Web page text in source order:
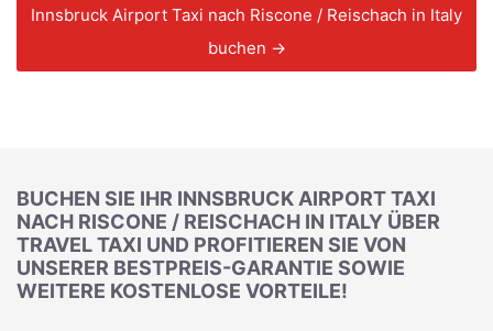
Innsbruck Airport Taxi nach Riscone / Reischach in Italy
buchen →
BUCHEN SIE IHR INNSBRUCK AIRPORT TAXI
NACH RISCONE / REISCHACH IN ITALY ÜBER
TRAVEL TAXI UND PROFITIEREN SIE VON
UNSERER BESTPREIS-GARANTIE SOWIE
WEITERE KOSTENLOSE VORTEILE!